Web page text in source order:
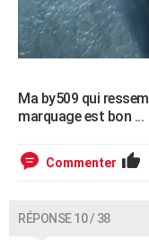
Ma by509 qui
marquage est bon ...
Commenter
RÉPONSE 10 / 38